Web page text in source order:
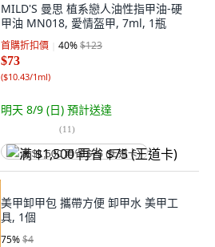
MILD'S 曼思 植系戀人油性指甲油-硬
甲油 MN018, 愛情盔甲, 7ml, 1瓶
首購折扣價 40%$123
$73
($10.43/1ml)
明天 8/9 (日) 預計送達
(11)
满 $1,500 再省 $75 (王道卡)
美甲卸甲包 攜帶方便 卸甲水 美甲工
具, 1個
75%$4